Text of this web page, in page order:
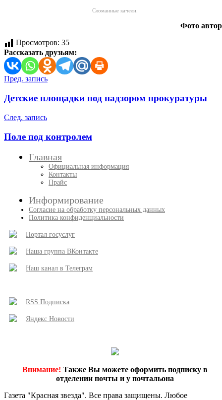
Сломанные качели.
Фото
Просмотров: 35
Рассказать друзьям:
Навигация
по
записям
Пред. запись
Детские площадки под надзором прокуратуры
След. запись
Поле под контролем
Главная
Официальная информация
Контакты
Прайс
Информирование
Согласие на обработку персональных данных
Политика конфиденциальности
Портал госуслуг
Наша группа ВКонтакте
Наш канал в Телеграм
RSS Подписка
Яндекс Новости
Внимание! Также Вы можете оформить подписку в
отделении почты и у почтальона
Газета "Красная звезда". Все права защищены. Любое